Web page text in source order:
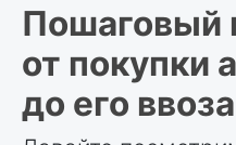
Пошаговый
от покупки
до его